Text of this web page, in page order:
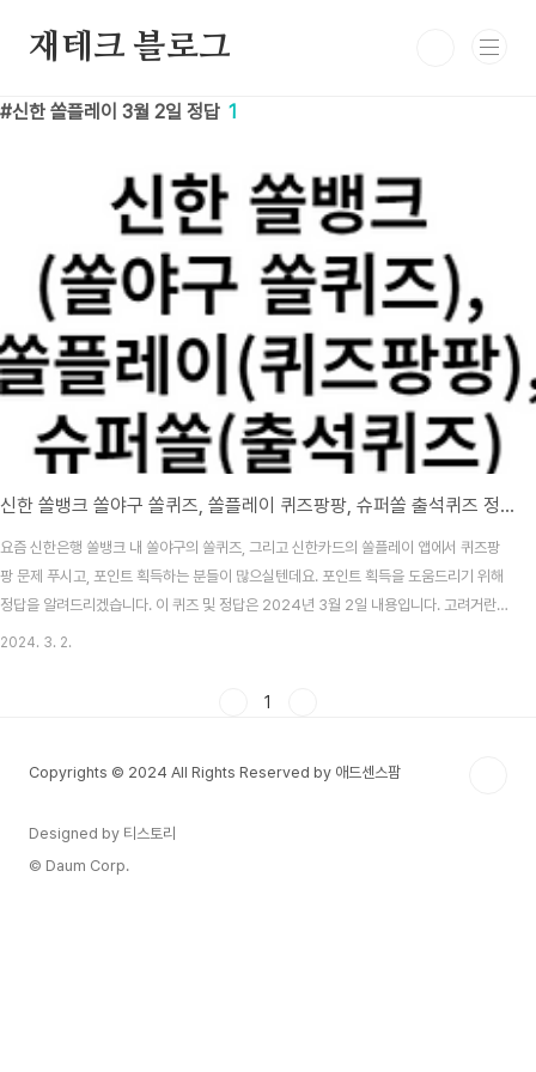
재테크 블로그
신한 쏠플레이 3월 2일 정답 1
신한 쏠뱅크 쏠야구 쏠퀴즈, 쏠플레이 퀴즈팡팡, 슈퍼쏠 출석퀴즈 정답 3월 2일
요즘 신한은행 쏠뱅크 내 쏠야구의 쏠퀴즈, 그리고 신한카드의 쏠플레이 앱에서 퀴즈팡
팡 문제 푸시고, 포인트 획득하는 분들이 많으실텐데요. 포인트 획득을 도움드리기 위해
정답을 알려드리겠습니다. 이 퀴즈 및 정답은 2024년 3월 2일 내용입니다. 고려거란
전쟁 시청률 맞추기 이벤트 알아보기 목차 신한 쏠뱅크 쏠야구(쏠퀴즈) 3월 2일 문제 및
즈팡팡 3월 2일..
2024. 3. 2.
1
Copyrights © 2024 All Rights Reserved by 애드센스팜
Designed by 티스토리
© Daum Corp.